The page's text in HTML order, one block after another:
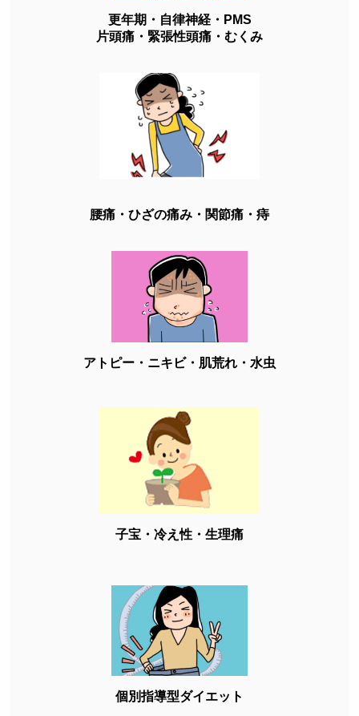
更年期・自律神経・PMS
片頭痛・緊張性頭痛・むくみ
腰痛・ひざの痛み・関節痛・痔
アトピー・ニキビ・肌荒れ・水虫
子宝・冷え性・生理痛
個別指導型ダイエット